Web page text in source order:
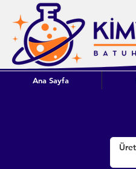
Ana Sayfa